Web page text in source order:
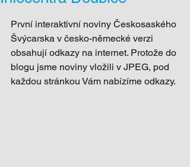
První interaktivní noviny Českosaského
Švýcarska v česko-německé verzi
obsahují odkazy na internet. Protože do
blogu jsme noviny vložili v JPEG, pod
každou stránkou Vám nabízíme odkazy.